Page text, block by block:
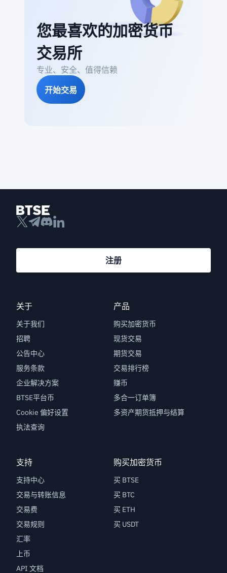
您最喜欢的加密货币
交易所
专业、安全、值得信赖
开始交易
关于
关于我们
招聘
公告中心
服务条款
企业解决方案
BTSE平台币
Cookie 偏好设置
执法查询
产品
购买加密货币
现货交易
期货交易
交易排行榜
赚币
多合一订单簿
多资产期货抵押与结算
支持
支持中心
交易与转账信息
交易费
交易规则
汇率
上币
API 文档
购买加密货币
买 BTSE
买 BTC
买 ETH
买 USDT
注册